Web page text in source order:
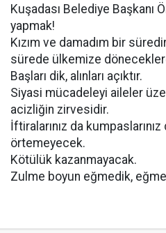
Kuşadası Belediye Başkanı
yapmak!
Kızım ve damadım bir
sürede ülkemize
Başları dik, alınları açıktır.
Siyasi mücadeleyi aileler
acizliğin zirvesidir.
İftiralarınız da
örtemeyecek.
Kötülük kazanmayacak.
Zulme boyun eğmedik,